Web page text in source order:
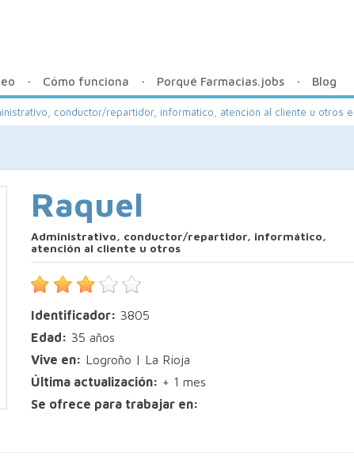
Cómo funciona Porqué Farmacias.jobs Blog
conductor/repartidor, informático, atención al cliente u otros
Raquel
Administrativo, conductor/repartidor, informático,
atención al cliente u otros
Identificador: 3805
Edad: 35 años
Vive en: Logroño | La Rioja
Última actualización: + 1 mes
Se ofrece para trabajar en: